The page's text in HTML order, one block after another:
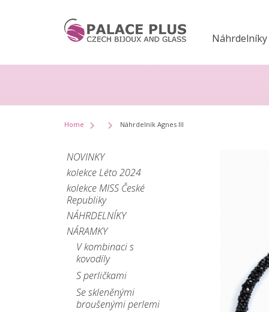
Náhrdelníky
Home Náhrdelník Agnes III
NOVINKY
kolekce Léto 2024
kolekce MISS České
Republiky
NÁHRDELNÍKY
NÁRAMKY
V kombinaci s
kovodíly
S perličkami
Se skleněnými
broušenými perlemi